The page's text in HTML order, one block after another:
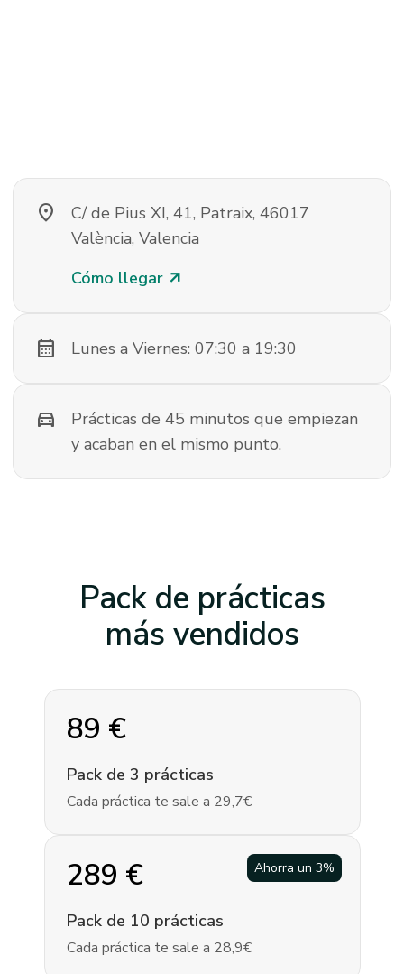
location_on
C/ de Pius XI, 41, Patraix, 46017
València, Valencia
Cómo llegar arrow_outward
calendar_month Lunes a Viernes: 07:30 a 19:30
directions_car
Prácticas de 45 minutos que empiezan
y acaban en el mismo punto.
Pack de prácticas
más vendidos
89 €
Pack de 3 prácticas
Cada práctica te sale a 29,7€
Ahorra un 3%
289 €
Pack de 10 prácticas
Cada práctica te sale a 28,9€